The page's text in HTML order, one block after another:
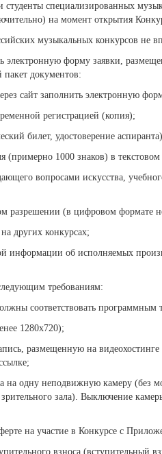
студенты специализированных
на момент открытия
музыкальных конкурсов не
электронную форму заявки,
документов:
сайт заполнить электронную
регистрацией (копия);
билет, удостоверение
(примерно 1000 знаков) в
вопросами искусства,
разрешении (в цифровом формате
других конкурсах;
информации об исполняемых
требованиям:
соответствовать
1280x720);
размещенную на
на одну неподвижную камеру (без
зала). Выключение
на участие в Конкурсе с
взноса (вступительный